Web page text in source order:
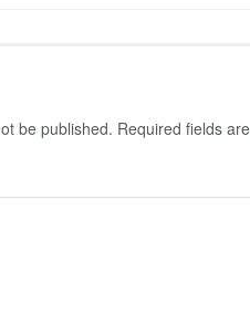
be published. Required fields